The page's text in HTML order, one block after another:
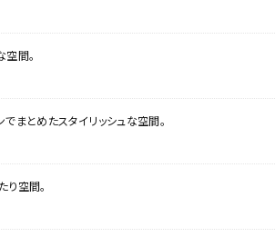
空間。
でまとめたスタイリッシュな空間。
り空間。